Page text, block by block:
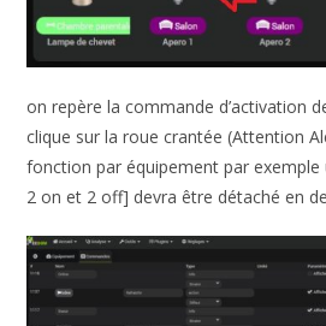
on repère la commande d’activation
clique sur la roue crantée (Attention
fonction par équipement par exemple
2 on et 2 off] devra être détaché en